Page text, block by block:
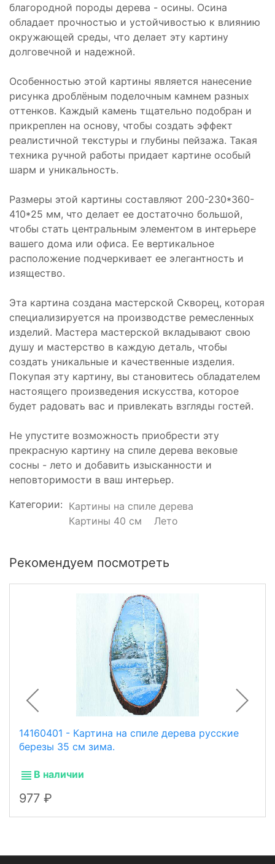
благородной породы дерева - осины. Осина
обладает прочностью и устойчивостью к влиянию
окружающей среды, что делает эту картину
долговечной и надежной.
Особенностью этой картины является нанесение
рисунка дроблёным поделочным камнем разных
оттенков. Каждый камень тщательно подобран и
прикреплен на основу, чтобы создать эффект
реалистичной текстуры и глубины пейзажа. Такая
техника ручной работы придает картине особый
шарм и уникальность.
Размеры этой картины составляют 200-230*360-
410*25 мм, что делает ее достаточно большой,
чтобы стать центральным элементом в интерьере
вашего дома или офиса. Ее вертикальное
расположение подчеркивает ее элегантность и
изящество.
Эта картина создана мастерской Скворец, которая
специализируется на производстве ремесленных
изделий. Мастера мастерской вкладывают свою
душу и мастерство в каждую деталь, чтобы
создать уникальные и качественные изделия.
Покупая эту картину, вы становитесь обладателем
настоящего произведения искусства, которое
будет радовать вас и привлекать взгляды гостей.
Не упустите возможность приобрести эту
прекрасную картину на спиле дерева вековые
сосны - лето и добавить изысканности и
неповторимости в ваш интерьер.
Категории: Картины на спиле дерева
Картины 40 см
Лето
Рекомендуем посмотреть
14160401 - Картина на спиле дерева русские
березы 35 см зима.
В наличии
977